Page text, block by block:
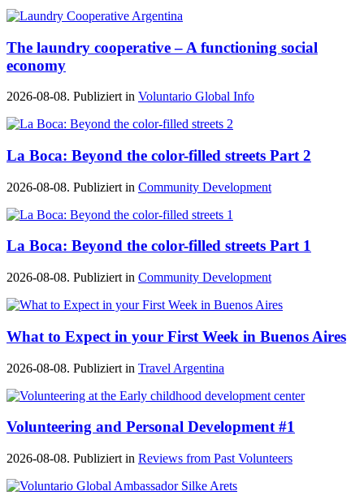
The laundry cooperative – A functioning social
economy
2026-08-08. Publiziert in Voluntario Global Info
La Boca: Beyond the color-filled streets Part 2
2026-08-08. Publiziert in Community Development
La Boca: Beyond the color-filled streets Part 1
2026-08-08. Publiziert in Community Development
What to Expect in your First Week in Buenos Aires
2026-08-08. Publiziert in Travel Argentina
Volunteering and Personal Development #1
2026-08-08. Publiziert in Reviews from Past Volunteers